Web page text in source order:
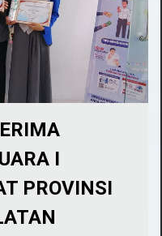
I
PROVINSI